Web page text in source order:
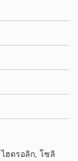
ฮดรอลิก, โซลิ